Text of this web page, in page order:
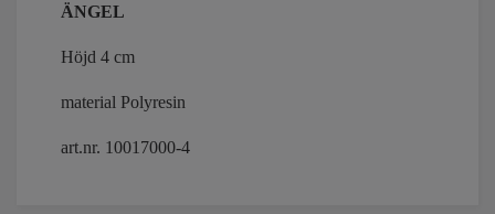
ÄNGEL
Höjd 4 cm
material Polyresin
art.nr. 10017000-4